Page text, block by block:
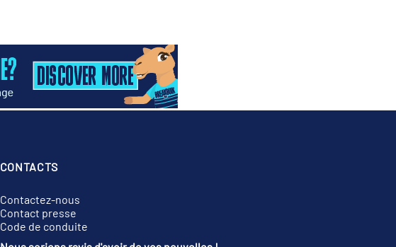
CONTACTS
Contactez-nous
Contact presse
Code de conduite